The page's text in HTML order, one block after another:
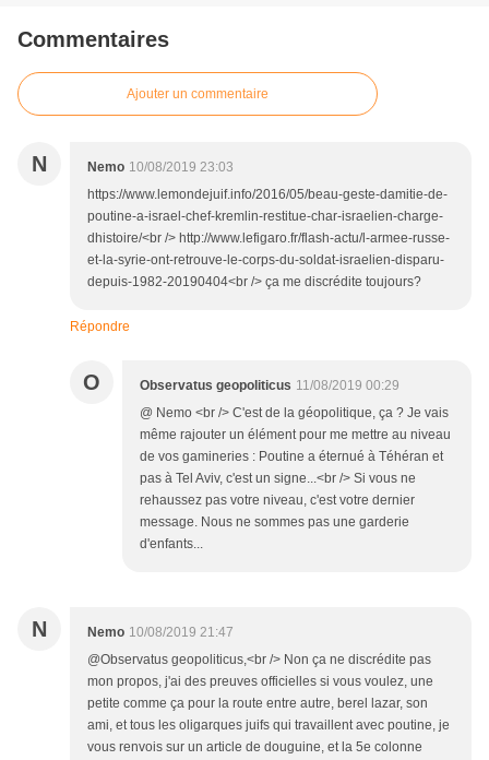
Commentaires
Ajouter un commentaire
N Nemo 10/08/2019 23:03
https://www.lemondejuif.info/2016/05/beau-geste-damitie-de-
poutine-a-israel-chef-kremlin-restitue-char-israelien-charge-
dhistoire/<br /> http://www.lefigaro.fr/flash-actu/l-armee-russe-
et-la-syrie-ont-retrouve-le-corps-du-soldat-israelien-disparu-
depuis-1982-20190404<br /> ça me discrédite toujours?
Répondre
O Observatus geopoliticus 11/08/2019 00:29
@ Nemo <br /> C'est de la géopolitique, ça ? Je vais
même rajouter un élément pour me mettre au niveau
de vos gamineries : Poutine a éternué à Téhéran et
pas à Tel Aviv, c'est un signe...<br /> Si vous ne
rehaussez pas votre niveau, c'est votre dernier
message. Nous ne sommes pas une garderie
d'enfants...
N Nemo 10/08/2019 21:47
@Observatus geopoliticus,<br /> Non ça ne discrédite pas
mon propos, j'ai des preuves officielles si vous voulez, une
petite comme ça pour la route entre autre, berel lazar, son
ami, et tous les oligarques juifs qui travaillent avec poutine, je
vous renvois sur un article de douguine, et la 5e colonne